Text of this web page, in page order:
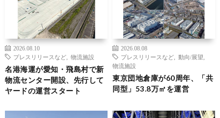
2026.08.10
プレスリリースなど
物流施設
名港海運が愛知・飛島村で新
物流センター開設、先行して
ヤードの運営スタート
2026.08.08
プレスリリースなど
動向/展望
物流施設
東京団地倉庫が60周年、「共
同型」53.8万㎡を運営